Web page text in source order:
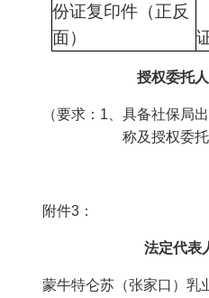
份证复印件（正反
面）
授权委托
（要求：1、具备社保局
称及授权委托
附件3：
法定代表
蒙牛特仑苏（张家口）乳